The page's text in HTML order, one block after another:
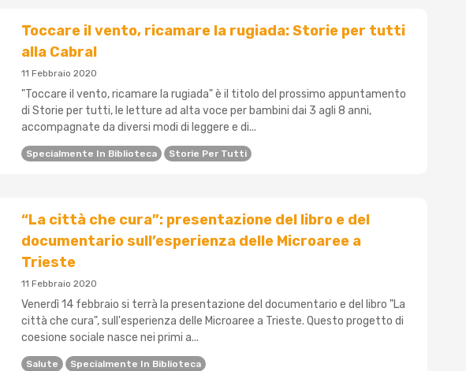
Toccare il vento, ricamare la rugiada: Storie per tutti
alla Cabral
11 Febbraio 2020
"Toccare il vento, ricamare la rugiada" è il titolo del prossimo appuntamento
di Storie per tutti, le letture ad alta voce per bambini dai 3 agli 8 anni,
accompagnate da diversi modi di leggere e di...
Specialmente In Biblioteca Storie Per Tutti
“La città che cura”: presentazione del libro e del
documentario sull’esperienza delle Microaree a
Trieste
11 Febbraio 2020
Venerdì 14 febbraio si terrà la presentazione del documentario e del libro "La
città che cura", sull'esperienza delle Microaree a Trieste. Questo progetto di
coesione sociale nasce nei primi a...
Salute Specialmente In Biblioteca